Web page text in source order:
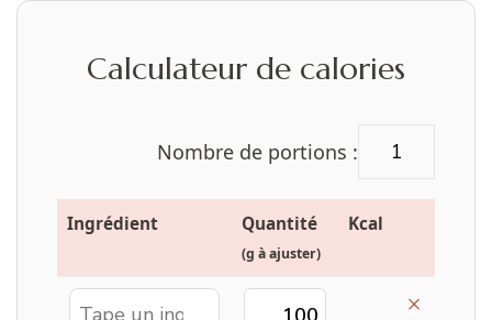
Calculateur de calories
Nombre de portions :
Ingrédient Quantité
(g à ajuster)
Kcal
×